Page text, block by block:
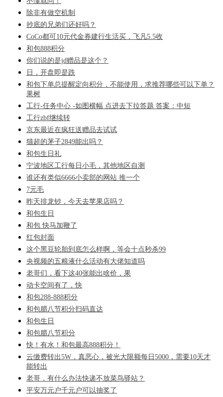
除非有做空机制
抄底的兄弟们还好吗？
CoCo都可10元代金券建行生活买，飞凡5.5收
和包888积分
你们说的是jd赠品是这个？
日，开盘即是跌
和包下单总提醒定向积分，不能使用，求推荐哪些可以下单？
果树
工行-任务中心 -如图横幅 点进去下拉答题 答案：中短
工行zbf继续转
京东最近在疯狂送赠品去试试
猫超的茅子2849能出吗？
和包生日礼
宁波地区工行每日小毛，其他地区自测
谁还有类似6666小卖部的网站 推一个
7元毛
昨天排龙钞，今天去苹果店吗？
和包生日
和包 快马加鞭了
红包封面
这个黑豆轮胎到底怎么样啊，等会十点秒杀99
央视频的五粮液什么活动有大佬知道吗
老哥们，看下这40张能出啥价，果
动卡空间有了，快
和包288-888积分
和包腊八节积分扫码直达
和包生日
和包腊八节积分
快！有水！和包最高888积分！
云缴费转出5W，真恶心，被光大限额每日5000，需要10天才
能转出
老哥，有什么办法快递不放菜鸟驿站？
平安万元户千元户可以抽奖了